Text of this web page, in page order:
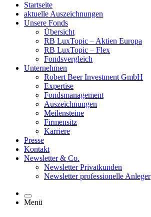
Startseite
aktuelle Auszeichnungen
Unsere Fonds
Übersicht
RB LuxTopic – Aktien Europa
RB LuxTopic – Flex
Fondsvergleich
Unternehmen
Robert Beer Investment GmbH
Expertise
Fondsmanagement
Auszeichnungen
Meilensteine
Firmensitz
Karriere
Presse
Kontakt
Newsletter & Co.
Newsletter Privatkunden
Newsletter professionelle Anleger
Menü